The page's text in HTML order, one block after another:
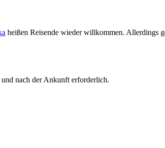
heißen Reisende wieder willkommen. Allerdings
nach der Ankunft erforderlich.